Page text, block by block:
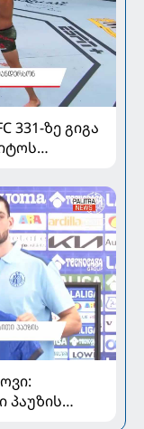
331-ზე გიგა
პაუზის